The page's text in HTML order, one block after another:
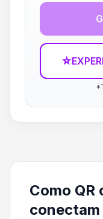
☆
Como QR
conectam